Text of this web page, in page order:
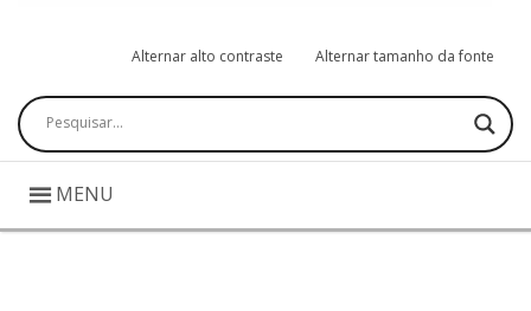
Alternar alto contraste Alternar tamanho da fonte
Pesquisar
MENU